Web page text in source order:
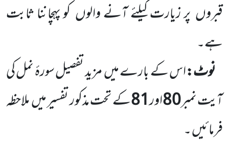
قبروں پر زیارت کیلئے آنے والوں کو پہچاننا ثابت
ہے۔
نوٹ:اس کے بارے میں مزید تفصیل سورۂ نمل کی
آیت نمبر80اور81کے تحت مذکور تفسیر میں ملاحظہ
فرمائیں ۔